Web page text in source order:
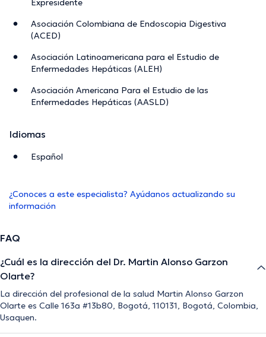
Expresidente
Asociación Colombiana de Endoscopia Digestiva
(ACED)
Asociación Latinoamericana para el Estudio de
Enfermedades Hepáticas (ALEH)
Asociación Americana Para el Estudio de las
Enfermedades Hepáticas (AASLD)
Idiomas
Español
¿Conoces a este especialista? Ayúdanos actualizando su
información
FAQ
¿Cuál es la dirección del Dr. Martin Alonso Garzon
Olarte?
La dirección del profesional de la salud Martin Alonso Garzon
Olarte es Calle 163a #13b80, Bogotá, 110131, Bogotá, Colombia,
Usaquen.